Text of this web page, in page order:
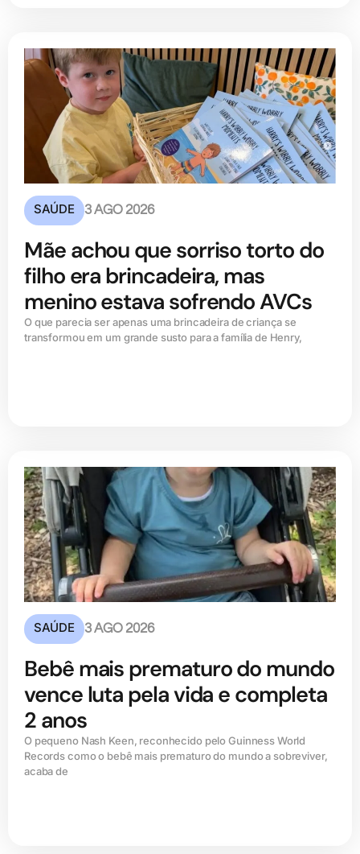
SAÚDE 3 AGO 2026
Mãe achou que sorriso torto do
filho era brincadeira, mas
menino estava sofrendo AVCs
O que parecia ser apenas uma brincadeira de criança se
transformou em um grande susto para a família de Henry,
SAÚDE 3 AGO 2026
Bebê mais prematuro do mundo
vence luta pela vida e completa
2 anos
O pequeno Nash Keen, reconhecido pelo Guinness World
Records como o bebê mais prematuro do mundo a sobreviver,
acaba de